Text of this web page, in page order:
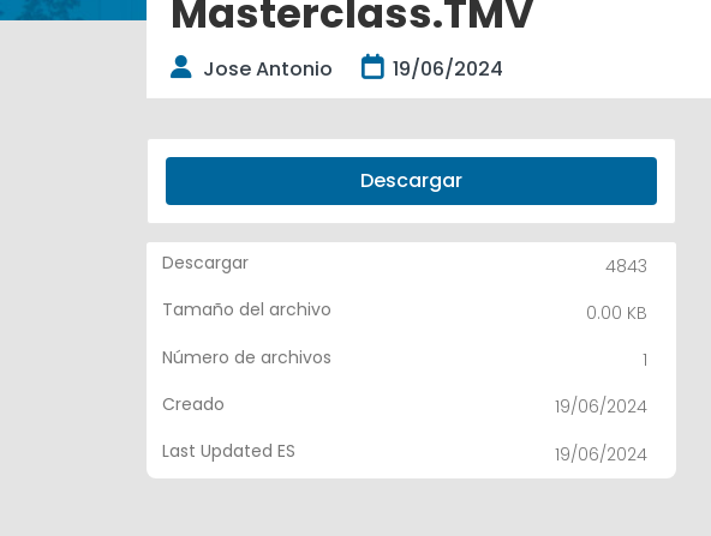
Masterclass.TMV
Jose Antonio 19/06/2024
Descargar
Descargar
4843
Tamaño del archivo
0.00 KB
Número de archivos
1
Creado
19/06/2024
Last Updated ES
19/06/2024